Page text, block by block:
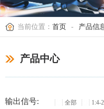
当前位置： 首页 - 产品信
产品中心
输出信号: 全部 1:4-